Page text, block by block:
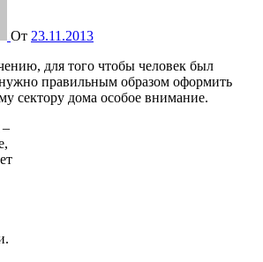
От 23.11.2013
правильным образом оформить
сектору дома особое внимание.